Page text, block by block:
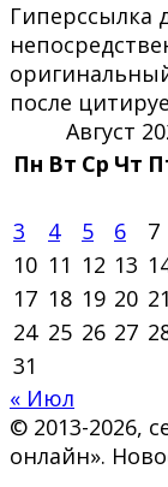
Гиперссылка
после
Август
Пн Вт Ср Чт
3
4 5 6 7
10 11 12 13
17 18 19 20 21
24 25 26 27
31
« Июл
© 2013-2026,
онлайн».